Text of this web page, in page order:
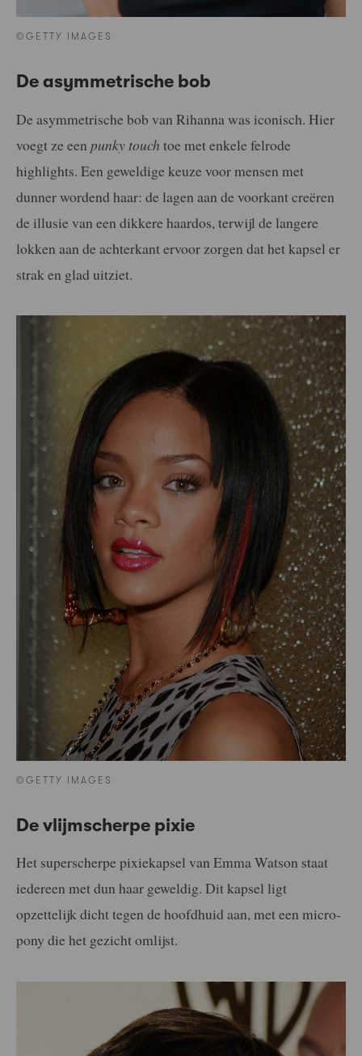
©GETTY IMAGES
De asymmetrische bob
De asymmetrische bob van Rihanna was iconisch. Hier
voegt ze een punky touch toe met enkele felrode
highlights. Een geweldige keuze voor mensen met
dunner wordend haar: de lagen aan de voorkant creëren
de illusie van een dikkere haardos, terwijl de langere
lokken aan de achterkant ervoor zorgen dat het kapsel er
strak en glad uitziet.
©GETTY IMAGES
De vlijmscherpe pixie
Het superscherpe pixiekapsel van Emma Watson staat
iedereen met dun haar geweldig. Dit kapsel ligt
opzettelijk dicht tegen de hoofdhuid aan, met een micro-
pony die het gezicht omlijst.